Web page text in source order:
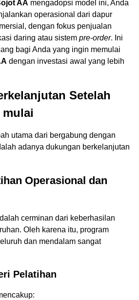
AA mengadopsi model ini, Anda
operasional dari dapur
dengan fokus penjualan
daring atau sistem pre-order. Ini
bagi Anda yang ingin memulai
dengan investasi awal yang lebih
Setelah
mulai
utama dari bergabung dengan
adanya dukungan berkelanjutan
Operasional dan
cerminan dari keberhasilan
Oleh karena itu, program
dan mendalam sangat
Pelatihan